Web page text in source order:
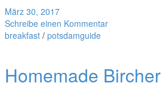
März 30, 2017
Schreibe einen Kommentar
breakfast / potsdamguide
Homemade Bircher